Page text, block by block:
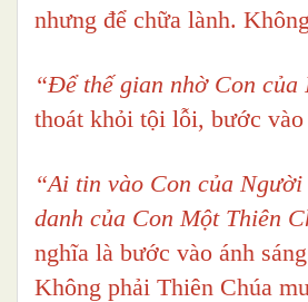
nhưng để chữa lành.
“Để thế gian nhờ Con
thoát khỏi tội lỗi, bước
“Ai tin vào Con của
danh của Con Một Thiên
nghĩa là bước vào ánh
Không phải Thiên Chúa